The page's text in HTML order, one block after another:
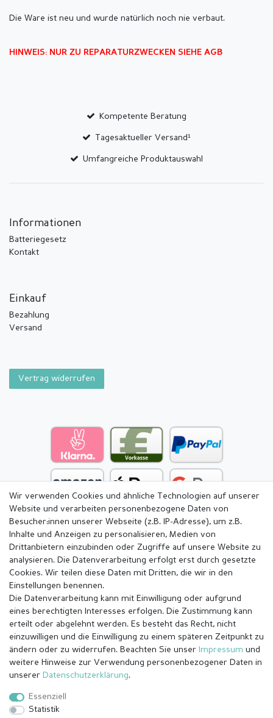
Die Ware ist neu und wurde natürlich noch nie verbaut.
HINWEIS: NUR ZU REPARATURZWECKEN SIEHE AGB
Kompetente Beratung
Tagesaktueller Versand¹
Umfangreiche Produktauswahl
Informationen
Batteriegesetz
Kontakt
Einkauf
Bezahlung
Versand
Vertrag widerrufen
Impressum Daten­schutz­erklärung
Barrierefreiheitserklärung
Wir verwenden Cookies und ähnliche Technologien auf unserer
Website und verarbeiten personenbezogene Daten von
Besucher:innen unserer Webseite (z.B. IP-Adresse), um z.B.
Inhalte und Anzeigen zu personalisieren, Medien von
Drittanbietern einzubinden oder Zugriffe auf unsere Website zu
analysieren. Die Datenverarbeitung erfolgt erst durch gesetzte
Cookies. Wir teilen diese Daten mit Dritten, die wir in den
Einstellungen benennen.
Die Datenverarbeitung kann mit Einwilligung oder aufgrund
eines berechtigten Interesses erfolgen. Die Zustimmung kann
erteilt oder abgelehnt werden. Es besteht das Recht, nicht
einzuwilligen und die Einwilligung zu einem späteren Zeitpunkt zu
ändern oder zu widerrufen. Beachten Sie unser Impressum und
weitere Hinweise zur Verwendung personenbezogener Daten in
unserer Daten­schutz­erklärung.
Essenziell
Statistik